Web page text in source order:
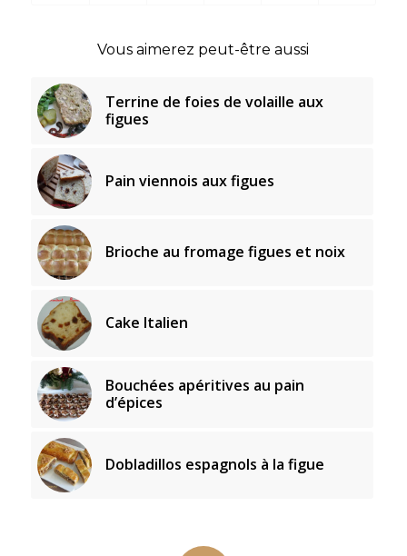
Vous aimerez peut-être aussi
Terrine de foies de volaille aux
figues
Pain viennois aux figues
Brioche au fromage figues et noix
Cake Italien
Bouchées apéritives au pain
d’épices
Dobladillos espagnols à la figue